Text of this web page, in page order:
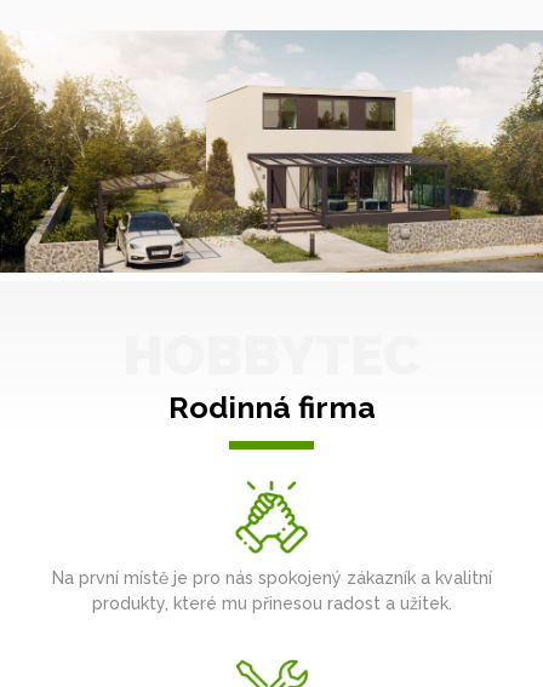
Rodinná firma
Na první místě je pro nás spokojený zákazník a kvalitní
produkty, které mu přinesou radost a užitek.